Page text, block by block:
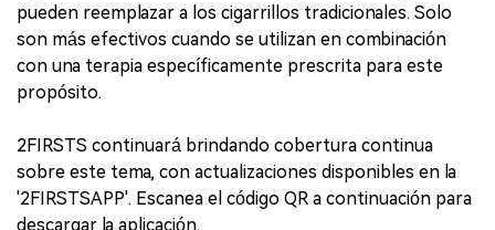
pueden reemplazar a los cigarrillos tradicionales. Solo
son más efectivos cuando se utilizan en combinación
con una terapia específicamente prescrita para este
propósito.
2FIRSTS continuará brindando cobertura continua
sobre este tema, con actualizaciones disponibles en la
'2FIRSTSAPP'. Escanea el código QR a continuación para
descargar la aplicación.